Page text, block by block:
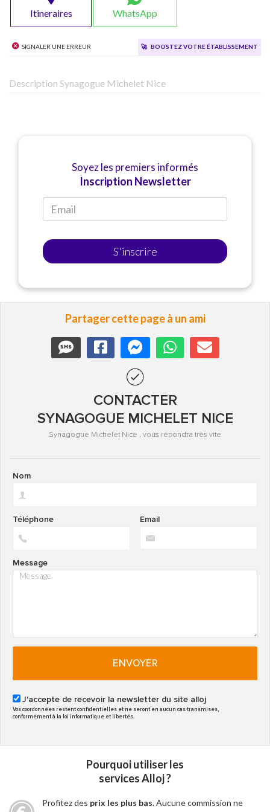
Itineraires WhatsApp
Signaler une erreur 🚀 Boostez votre établissement
Description Synagogue Michelet Nice
Soyez les premiers informés
Inscription Newsletter
S'inscrire
Partager cette page à un ami
CONTACTER
SYNAGOGUE MICHELET NICE
Synagogue Michelet Nice , vous répondra très vite
Nom
Email
Téléphone
Message
ENVOYER
J'accepte de recevoir la newsletter du site alloj
Vos coordonnées restent confidentielles et ne seront en aucun cas transmises,
conformément à la loi informatique et libertés.
Pourquoi utiliser les
services Alloj ?
Profitez des prix les plus bas. Aucune commission ne